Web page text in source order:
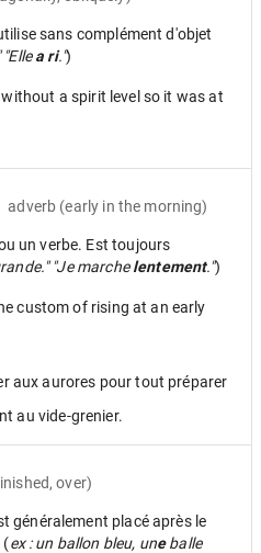
sans complément d'objet
"Ellea ri.")
a spirit level so it was at
adverb (early in the morning)
un verbe. Est toujours
"Je marchelentement.")
custom of rising at an early
aux aurores pour tout préparer
au vide-grenier.
over)
généralement placé après le
(ex : un ballon bleu, uneballe